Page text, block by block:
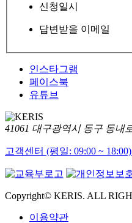
신청일시
답변받을 이메일
인스타그램
페이스북
유튜브
41061 대구광역시 동구 동내
고객센터 (평일: 09:00 ~ 18:00)
Copyright© KERIS. ALL
이용약관